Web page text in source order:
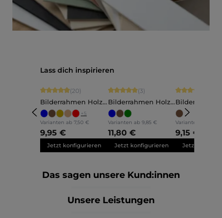
Produktgalerie überspringen
Lass dich inspirieren
Durchschnittliche Bewertung von 4.9 von 5 Sternen
(20)
Bilderrahmen Holz
Ava
+5
Varianten ab 7,50 €
9,95 €
Jetzt konfigurieren
Durchschnittliche Bewertung von 5
(3)
Bilderrahmen Holz
Annelie
Varianten ab 9,85 €
11,80 €
Jetzt konfigurieren
Martha
Varianten ab
9,15 €
Jetzt
Das sagen unsere Kund:innen
Unsere Leistungen